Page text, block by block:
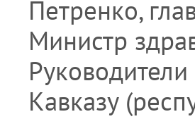
Петренко,
Министр
Кавказу